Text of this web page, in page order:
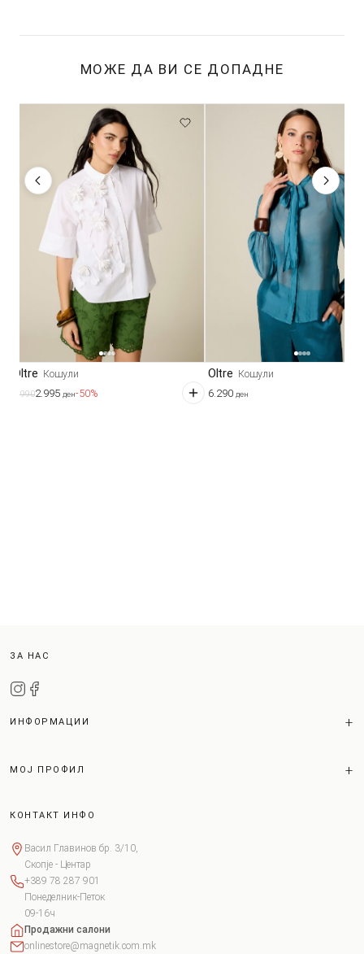
МОЖЕ ДА ВИ СЕ ДОПАДНЕ
Oltre Кошули
5.9902.995 ден-50%
Oltre Кошули
6.290 ден
ЗА НАС
ИНФОРМАЦИИ
МОЈ ПРОФИЛ
КОНТАКТ ИНФО
Васил Главинов бр. 3/10,
Скопје - Центар
+389 78 287 901
Понеделник-Петок
09-16ч
Продажни салони
onlinestore@magnetik.com.mk